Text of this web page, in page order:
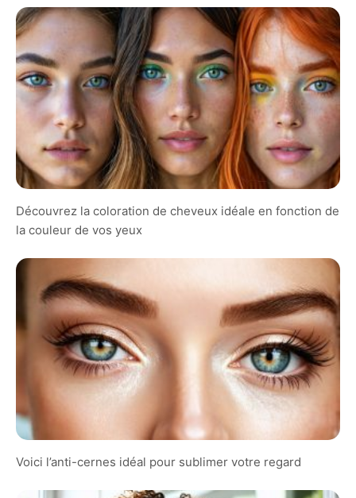
Découvrez la coloration de cheveux idéale en fonction de
la couleur de vos yeux
Voici l’anti-cernes idéal pour sublimer votre regard